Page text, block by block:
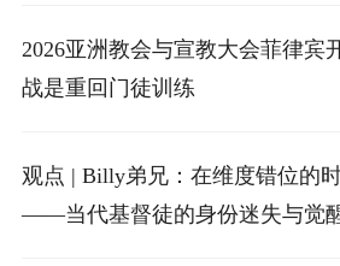
2026亚洲教会与宣教大会菲律宾
战是重回门徒训练
观点 | Billy弟兄：在维度错位的
——当代基督徒的身份迷失与觉